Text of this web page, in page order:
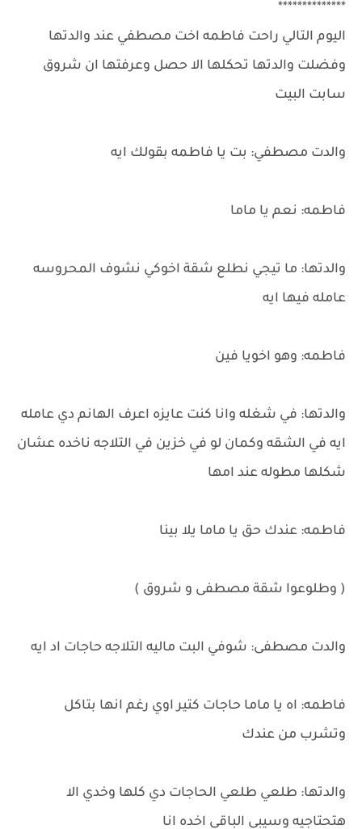
**************
اليوم التالي راحت فاطمه اخت مصطفي عند والدتها
وفضلت والدتها تحكلها الا حصل وعرفتها ان شروق
سابت البيت
والدت مصطفي: بت يا فاطمه بقولك ايه
فاطمه: نعم يا ماما
والدتها: ما تيجي نطلع شقة اخوكي نشوف المحروسه
عامله فيها ايه
فاطمه: وهو اخويا فين
والدتها: في شغله وانا كنت عايزه اعرف الهانم دي عامله
ايه في الشقه وكمان لو في خزين في التلاجه ناخده عشان
شكلها مطوله عند امها
فاطمه: عندك حق يا ماما يلا بينا
( وطلوعوا شقة مصطفى و شروق )
والدت مصطفى: شوفي البت ماليه التلاجه حاجات اد ايه
فاطمه: اه يا ماما حاجات كتير اوي رغم انها بتاكل
وتشرب من عندك
والدتها: طلعي طلعي الحاجات دي كلها وخدي الا
هتحتاجيه وسيبي الباقي اخده انا